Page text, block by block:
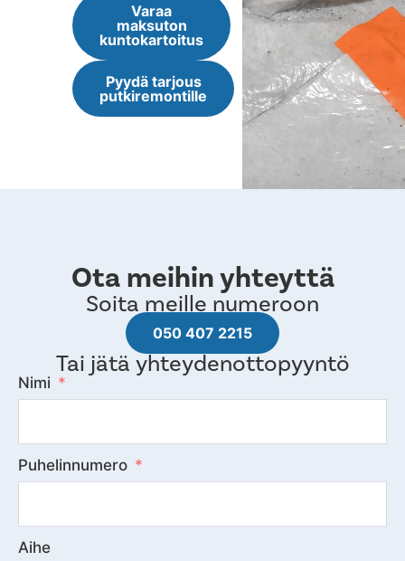
Varaa
maksuton
kuntokartoitus
Pyydä tarjous
putkiremontille
Ota meihin yhteyttä
Soita meille numeroon
050 407 2215
Tai jätä yhteydenottopyyntö
Nimi
Puhelinnumero
Aihe